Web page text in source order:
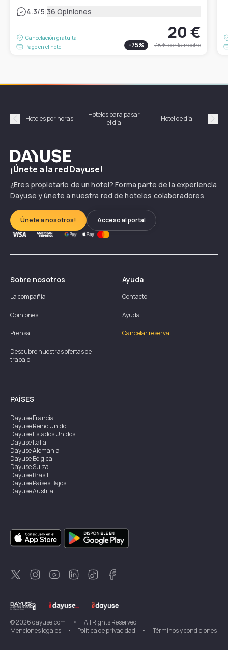
4.3/5|36 Opiniones
Cancelación gratuita
Pago en el hotel
20 €
-75% 78 €por la noche
Précédent
Hoteles por horas
Hoteles para pasar
el día
Hotel de día
Dayuse
¡Únete a la red Dayuse!
¿Eres propietario de un hotel? Forma parte de la experiencia
Dayuse y únete a nuestra red de hoteles colaboradores
Únete a nosotros! Acceso al portal
Sobre nosotros
La compañía
Opiniones
Prensa
Descubre nuestras ofertas de
trabajo
Ayuda
Contacto
Ayuda
Cancelar reserva
PAÍSES
DayuseFrancia
DayuseReino Unido
DayuseEstados Unidos
DayuseItalia
DayuseAlemania
DayuseBélgica
DayuseSuiza
DayuseBrasil
DayusePaíses Bajos
DayuseAustria
DayuseSingapur
DayuseSuecia
DayuseTailandia
DayuseNueva Zelanda
DayuseTurquía
©2026dayuse.com •
All Rights Reserved
Menciones legales
• Política de privacidad • Términos y condiciones